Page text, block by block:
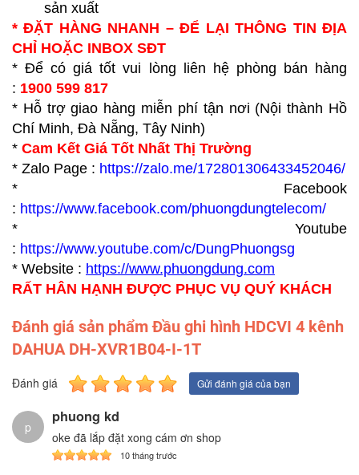
sản xuất
* ĐẶT HÀNG NHANH – ĐỂ LẠI THÔNG TIN ĐỊA
CHỈ HOẶC INBOX SĐT
* Để có giá tốt vui lòng liên hệ phòng bán hàng
: 1900 599 817
* Hỗ trợ giao hàng miễn phí tận nơi (Nội thành Hồ
Chí Minh, Đà Nẵng, Tây Ninh)
* Cam Kết Giá Tốt Nhất Thị Trường
* Zalo Page : https://zalo.me/172801306433452046/
* Facebook
: https://www.facebook.com/phuongdungtelecom/
* Youtube
: https://www.youtube.com/c/DungPhuongsg
* Website : https://www.phuongdung.com
RẤT HÂN HẠNH ĐƯỢC PHỤC VỤ QUÝ KHÁCH
Đánh giá sản phẩm Đầu ghi hình HDCVI 4 kênh
DAHUA DH-XVR1B04-I-1T
Đánh giá Gửi đánh giá của bạn
p
phuong kd
oke đã lắp đặt xong cám ơn shop
10 tháng trước